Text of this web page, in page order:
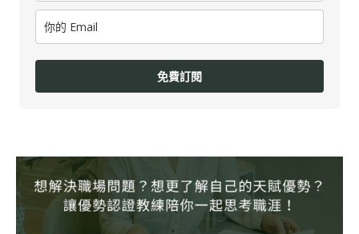
免費訂閱